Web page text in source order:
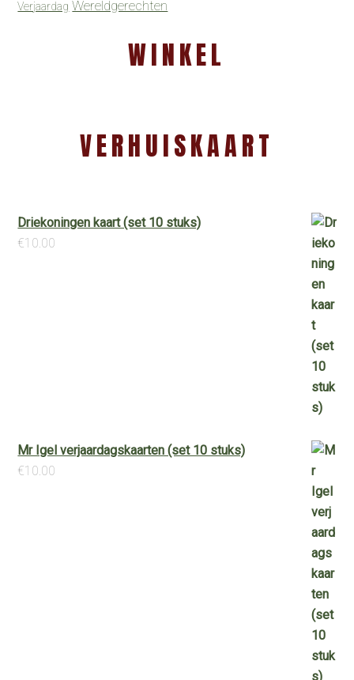
Verjaardag Wereldgerechten
WINKEL
VERHUISKAART
Driekoningen kaart (set 10 stuks)
€10.00
Mr Igel verjaardagskaarten (set 10 stuks)
€10.00